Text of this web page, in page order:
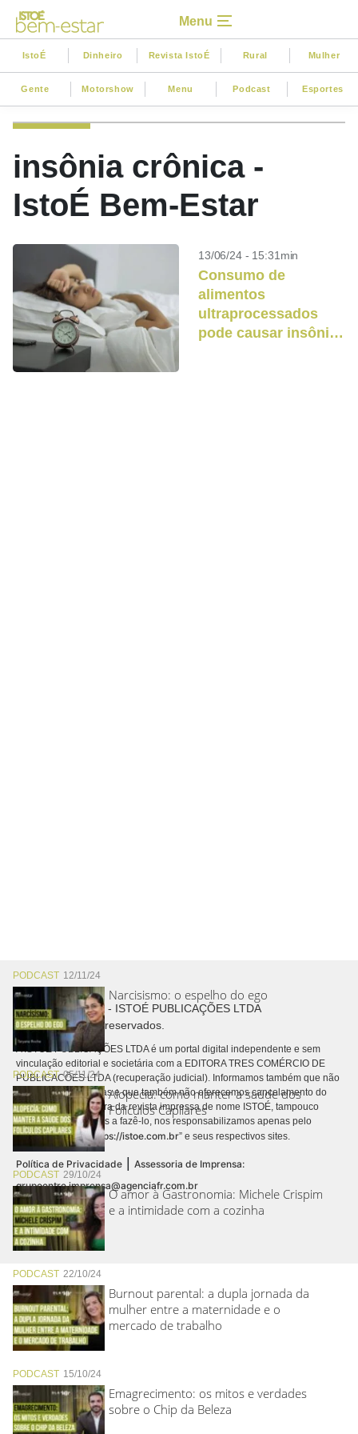
Menu
IstoÉ Dinheiro Revista IstoÉ Rural Mulher
Gente Motorshow Menu Podcast Esportes
insônia crônica -
IstoÉ Bem-Estar
13/06/24 - 15:31min
Consumo de
alimentos
ultraprocessados ​​
pode causar insônia,
PODCAST 12/11/24
Narcisismo: o espelho do ego
PODCAST05/11/24
Alopecia: como manter a saúde dos
Folículos Capilares
PODCAST 29/10/24
O amor à Gastronomia: Michele Crispim
e a intimidade com a cozinha
PODCAST 22/10/24
Burnout parental: a dupla jornada da
mulher entre a maternidade e o
mercado de trabalho
PODCAST 15/10/24
Emagrecimento: os mitos e verdades
sobre o Chip da Beleza
Copyright © 2026 - ISTOÉ PUBLICAÇÕES LTDA
Todos os direitos reservados.
A ISTOÉ PUBLICAÇÕES LTDA é um portal digital independente e sem
vinculação editorial e societária com a EDITORA TRES COMÉRCIO DE
PUBLICACÕES LTDA (recuperação judicial). Informamos também que não
realizamos cobranças e que também não oferecemos cancelamento do
contrato de assinatura da revista impressa de nome ISTOÉ, tampouco
autorizamos terceiros a fazê-lo, nos responsabilizamos apenas pelo
conteúdo digital “https://istoe.com.br” e seus respectivos sites.
Política de Privacidade | Assessoria de Imprensa:
grupoentre.imprensa@agenciafr.com.br